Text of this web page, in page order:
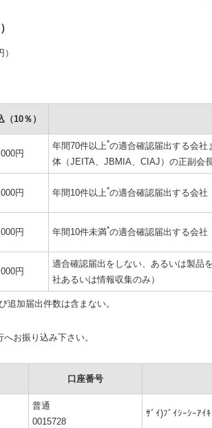
（10％）
円
年間70件以上*の適合確認届出する会社
体（JEITA、JBMIA、CIAJ）の正副会
円 年間10件以上*の適合確認届出する会社
円 年間10件未満*の適合確認届出する会社
円
適合確認届出をしない、あるいは製品
社あるいは情報収集のみ）
追加届出件数は含まない。
お振り込み下さい。
口座番号
普通
0015728
ｻﾞｲ)ﾌﾞｲｼｰｼｰｱｲ